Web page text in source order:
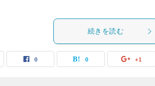
続きを読む
0 0 +1